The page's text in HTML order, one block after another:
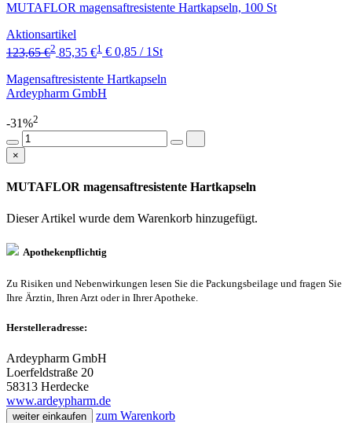
MUTAFLOR magensaftresistente Hartkapseln, 100 St
Aktionsartikel
123,65 €2 85,35 €1 € 0,85 / 1St
Magensaftresistente Hartkapseln
Ardeypharm GmbH
-31%2
×
MUTAFLOR magensaftresistente Hartkapseln
Dieser Artikel wurde dem Warenkorb hinzugefügt.
Apothekenpflichtig
Zu Risiken und Nebenwirkungen lesen Sie die Packungsbeilage und fragen Sie
Ihre Ärztin, Ihren Arzt oder in Ihrer Apotheke.
Herstelleradresse:
Ardeypharm GmbH
Loerfeldstraße 20
58313 Herdecke
www.ardeypharm.de
weiter einkaufen zum Warenkorb